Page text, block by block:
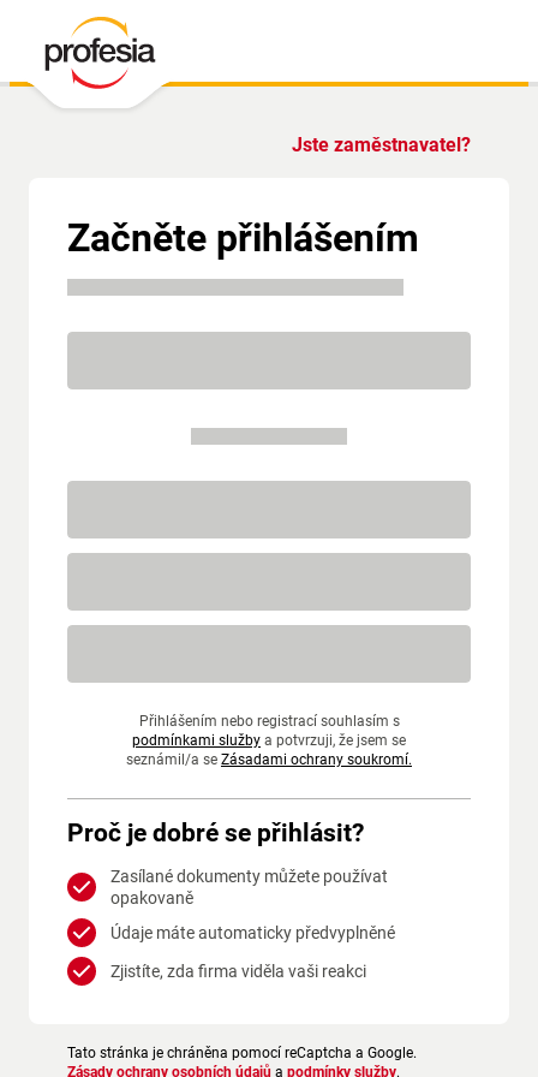
Jste zaměstnavatel?
Začněte přihlášením
Přihlášením nebo registrací souhlasím s
podmínkami služby a potvrzuji, že jsem se
seznámil/a se Zásadami ochrany soukromí.
Proč je dobré se přihlásit?
Zasílané dokumenty můžete používat
opakovaně
Údaje máte automaticky předvyplněné
Zjistíte, zda firma viděla vaši reakci
Tato stránka je chráněna pomocí reCaptcha a Google.
Zásady ochrany osobních údajů a podmínky služby.